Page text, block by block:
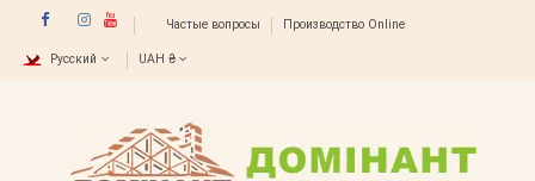
Частые вопросы Производство Online
Русский UAH ₴